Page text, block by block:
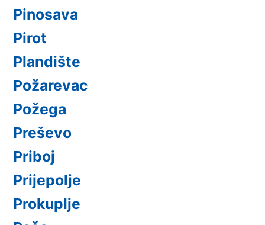
Pinosava
Pirot
Plandište
Požarevac
Požega
Preševo
Priboj
Prijepolje
Prokuplje